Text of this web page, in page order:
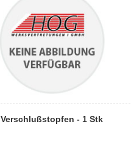
Verschlußstopfen - 1 Stk